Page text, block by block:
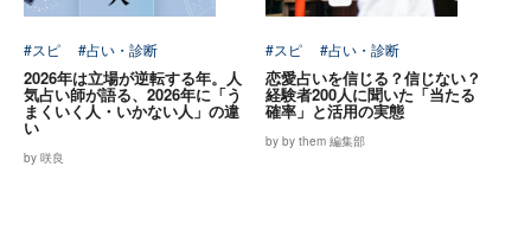
#スピ #占い・診断
2026年は立場が逆転する年。人
気占い師が語る、2026年に「う
まくいく人・いかない人」の違
い
by 咲良
#スピ #占い・診断
恋愛占いを信じる？信じない？
経験者200人に聞いた「当たる
確率」と活用の実態
by by them 編集部